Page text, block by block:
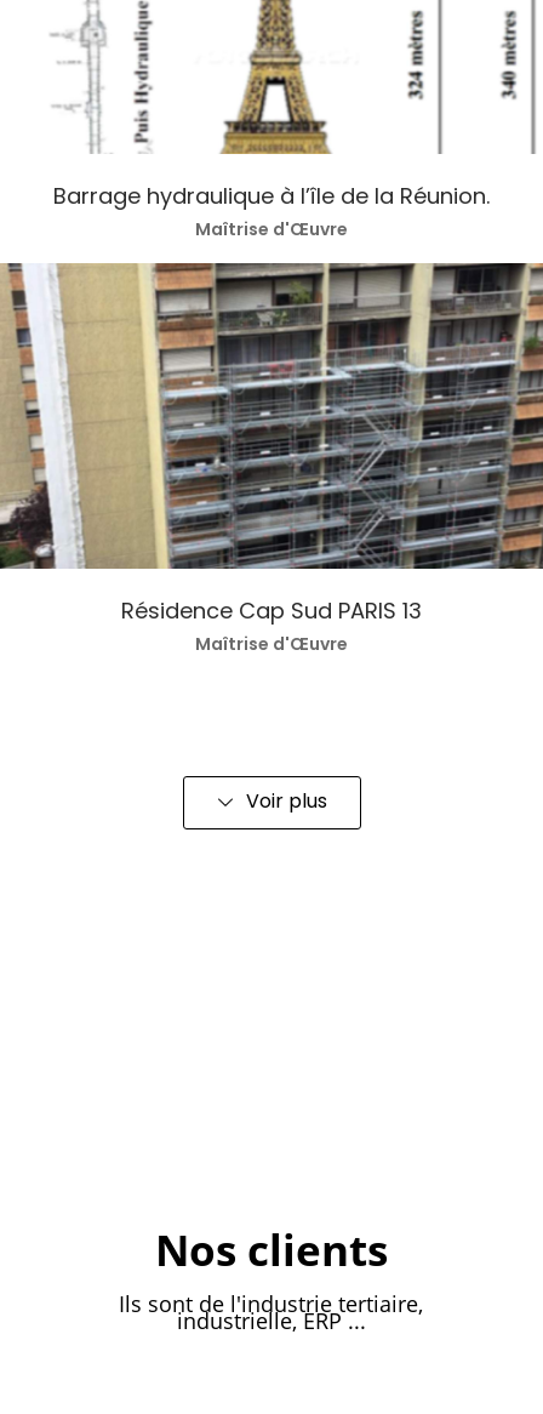
Barrage hydraulique à l’île de la Réunion.
Maîtrise d'Œuvre
Résidence Cap Sud PARIS 13
Maîtrise d'Œuvre
Voir plus
Nos clients
Ils sont de l'industrie tertiaire,
industrielle, ERP ...